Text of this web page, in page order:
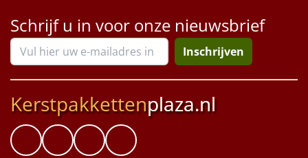
Schrijf u in voor onze nieuwsbrief
Inschrijven
Kerstpakkettenplaza.nl